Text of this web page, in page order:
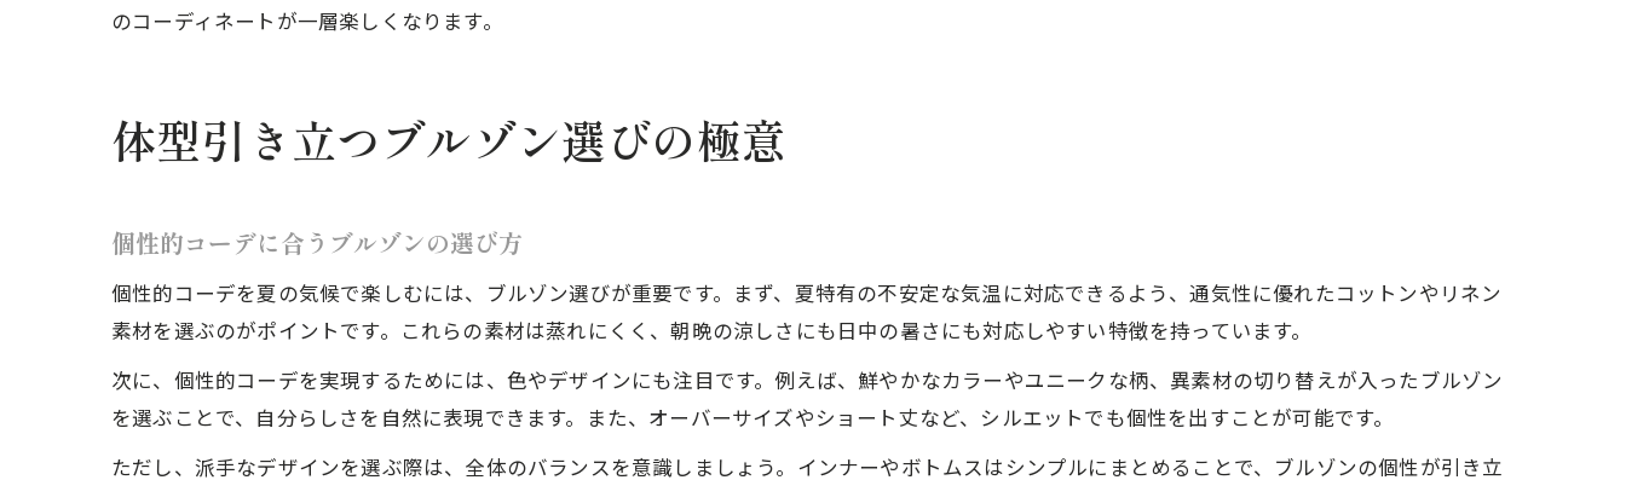
のコーディネートが一層楽しくなります。
体型引き立つブルゾン選びの極意
個性的コーデに合うブルゾンの選び方
個性的コーデを夏の気候で楽しむには、ブルゾン選びが重要です。まず、夏特有の不安定な気温に対応できるよう、通気性に優れたコットンやリネン
素材を選ぶのがポイントです。これらの素材は蒸れにくく、朝晩の涼しさにも日中の暑さにも対応しやすい特徴を持っています。
次に、個性的コーデを実現するためには、色やデザインにも注目です。例えば、鮮やかなカラーやユニークな柄、異素材の切り替えが入ったブルゾン
を選ぶことで、自分らしさを自然に表現できます。また、オーバーサイズやショート丈など、シルエットでも個性を出すことが可能です。
ただし、派手なデザインを選ぶ際は、全体のバランスを意識しましょう。インナーやボトムスはシンプルにまとめることで、ブルゾンの個性が引き立